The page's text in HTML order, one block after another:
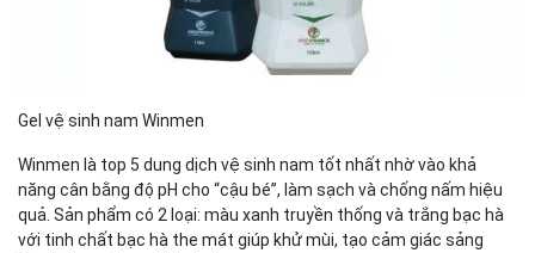
Gel vệ sinh nam Winmen
Winmen là top 5 dung dịch vệ sinh nam tốt nhất nhờ vào khả
năng cân bằng độ pH cho “cậu bé”, làm sạch và chống nấm hiệu
quả. Sản phẩm có 2 loại: màu xanh truyền thống và trắng bạc hà
với tinh chất bạc hà the mát giúp khử mùi, tạo cảm giác sảng